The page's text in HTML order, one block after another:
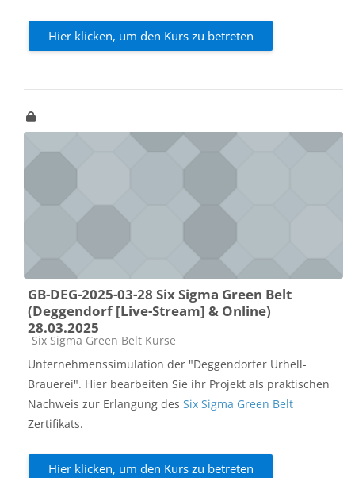
Hier klicken, um den Kurs zu betreten
GB-DEG-2025-03-28 Six Sigma Green Belt
(Deggendorf [Live-Stream] & Online)
28.03.2025
Kursbereich
Six Sigma Green Belt Kurse
Unternehmenssimulation der "Deggendorfer Urhell-
Brauerei". Hier bearbeiten Sie ihr Projekt als praktischen
Nachweis zur Erlangung des Six Sigma Green Belt
Zertifikats.
Hier klicken, um den Kurs zu betreten